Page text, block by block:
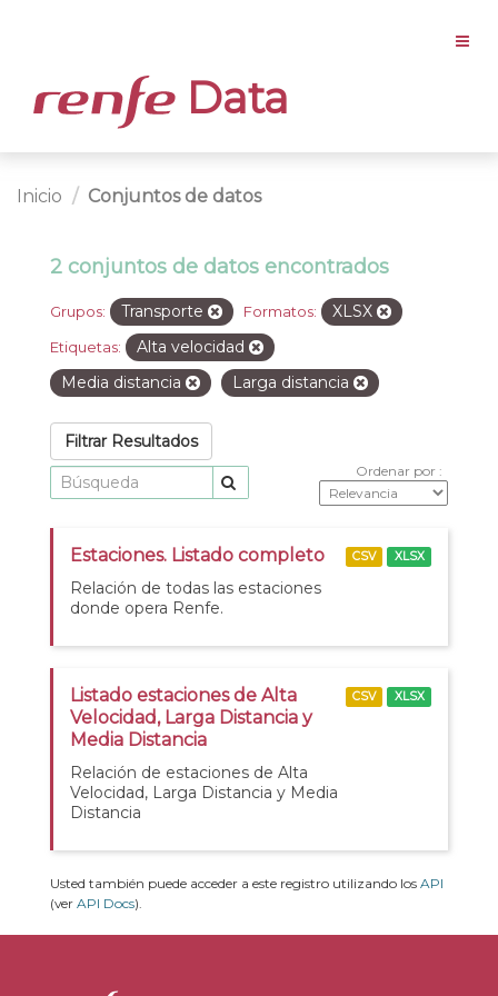
Data
Inicio Conjuntos de datos
2 conjuntos de datos encontrados
Grupos: Transporte Formatos: XLSX
Etiquetas:
Alta velocidad
Media distancia
Larga distancia
Filtrar Resultados
Ordenar por
Estaciones. Listado completo
Relación de todas las estaciones
donde opera Renfe.
CSV XLSX
Listado estaciones de Alta
Velocidad, Larga Distancia y
Media Distancia
Relación de estaciones de Alta
Velocidad, Larga Distancia y Media
Distancia
CSV XLSX
Usted también puede acceder a este registro utilizando los API
(ver API Docs).